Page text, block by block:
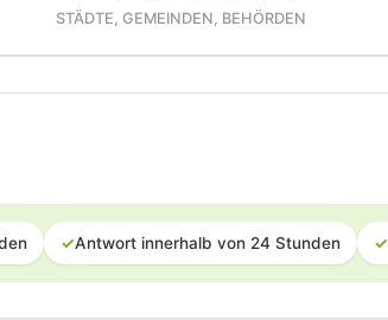
STÄDTE, GEMEINDEN, BEHÖRDEN
✓Antwort innerhalb von 24 Stunden ✓